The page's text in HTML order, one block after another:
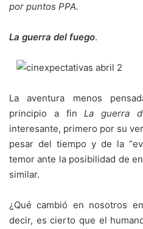
por puntos PPA.
La guerra del fuego.
La aventura menos
principio a finLa guerra
interesante, primero por su
pesar del tiempo y de la
temor ante la posibilidad de
similar.
¿Qué cambió en nosotros
decir, es cierto que el